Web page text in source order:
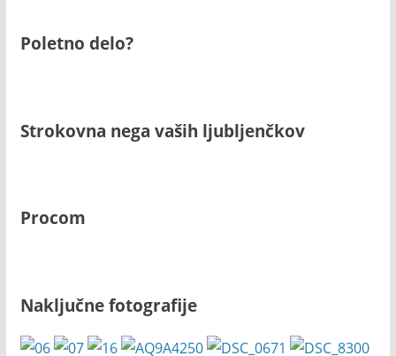
Poletno delo?
Strokovna nega vaših ljubljenčkov
Procom
Naključne fotografije